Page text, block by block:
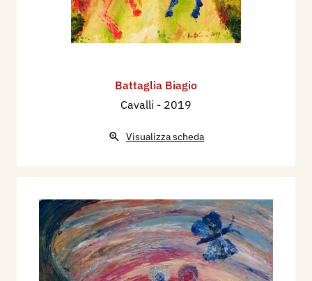
Battaglia Biagio
Cavalli - 2019
Visualizza scheda